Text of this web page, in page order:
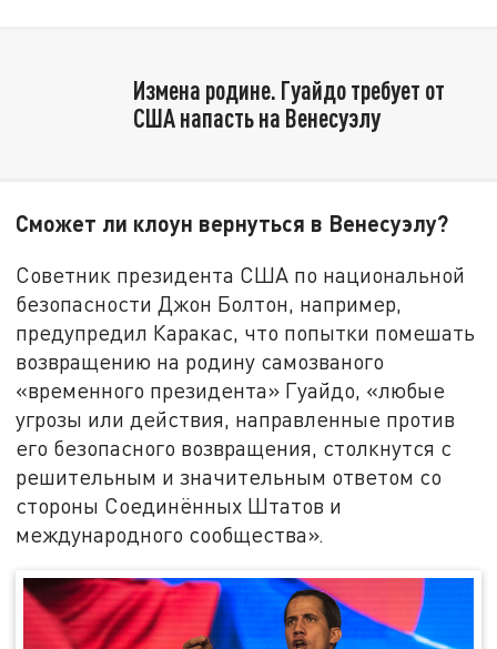
Измена родине. Гуайдо требует от
США напасть на Венесуэлу
Сможет ли клоун вернуться в Венесуэлу?
Советник президента США по национальной
безопасности Джон Болтон, например,
предупредил Каракас, что попытки помешать
возвращению на родину самозваного
«временного президента» Гуайдо, «любые
угрозы или действия, направленные против
его безопасного возвращения, столкнутся с
решительным и значительным ответом со
стороны Соединённых Штатов и
международного сообщества».